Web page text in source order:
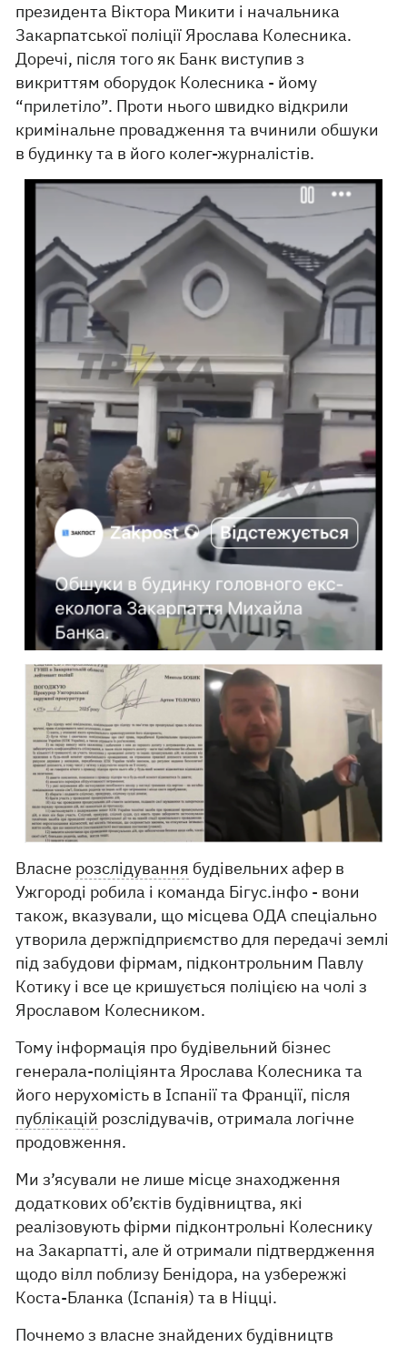
президента Віктора Микити і начальника
Закарпатської поліції Ярослава Колесника.
Доречі, після того як Банк виступив з
викриттям оборудок Колесника - йому
“прилетіло”. Проти нього швидко відкрили
кримінальне провадження та вчинили обшуки
в будинку та в його колег-журналістів.
Власне розслідування будівельних афер в
Ужгороді робила і команда Бігус.інфо - вони
також, вказували, що місцева ОДА спеціально
утворила держпідприємство для передачі землі
під забудови фірмам, підконтрольним Павлу
Котику і все це кришується поліцією на чолі з
Ярославом Колесником.
Тому інформація про будівельний бізнес
генерала-поліціянта Ярослава Колесника та
його нерухомість в Іспанії та Франції, після
публікацій розслідувачів, отримала логічне
продовження.
Ми з’ясували не лише місце знаходження
додаткових об’єктів будівництва, які
реалізовують фірми підконтрольні Колеснику
на Закарпатті, але й отримали підтвердження
щодо вілл поблизу Бенідора, на узбережжі
Коста-Бланка (Іспанія) та в Ніцці.
Почнемо з власне знайдених будівництв